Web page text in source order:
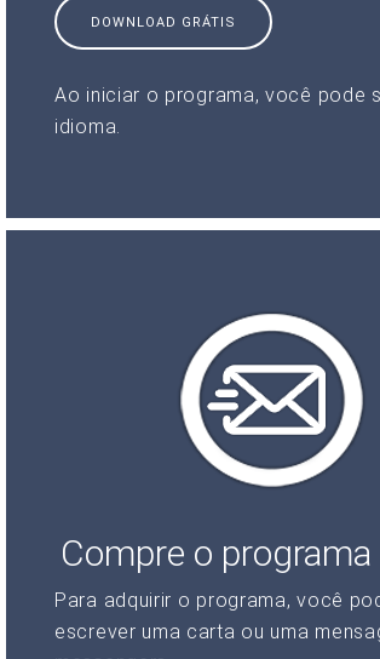
DOWNLOAD GRÁTIS
Ao iniciar o programa, você pode
idioma.
Compre o programa
Para adquirir o programa, você
escrever uma carta ou uma